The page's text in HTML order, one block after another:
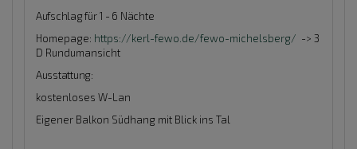
Aufschlag für 1 - 6 Nächte
Homepage: https://kerl-fewo.de/fewo-michelsberg/ -> 3
D Rundumansicht
Ausstattung:
kostenloses W-Lan
Eigener Balkon Südhang mit Blick ins Tal